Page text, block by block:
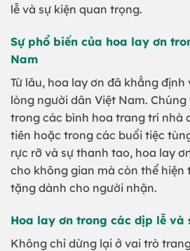
lễ và sự kiện quan trọng.
Sự phổ biến của hoa lay ơn
Nam
Từ lâu, hoa lay ơn đã khẳng
lòng người dân Việt Nam.
trong các bình hoa trang trí nhà
tiên hoặc trong các buổi tiệc
rực rỡ và sự thanh tao, hoa lay
cho không gian mà còn thể hiện
tặng dành cho người nhận.
Hoa lay ơn trong các dịp lễ và
Không chỉ dừng lại ở vai trò